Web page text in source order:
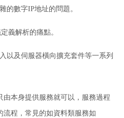
的數字IP地址的問題。
義解析的痛點。
以及伺服器橫向擴充套件等一系列
本身提供服務就可以，服務過程
程，常見的如資料類服務如